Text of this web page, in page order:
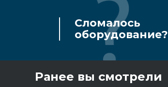
Сломалось
оборудование?
Ранее вы смотрели